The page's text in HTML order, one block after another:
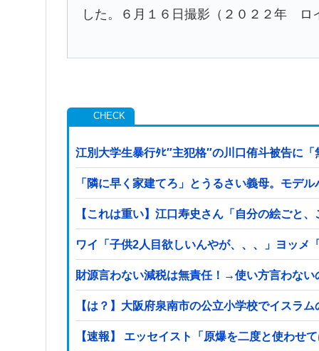
した。６月１６日撮影（２０２２年 ロ
江別大学生暴行ﾀﾋ″主犯格″の川口侑斗被告に
「隣に早く家建てろ」とうるさい義母。モデ
【これは重い】江口寿史さん「自分の絵ごと
ワイ「子供2人目欲しいんやが、、、」ヨッメ
財源言わない減税は無責任！→使い方言わない
【は？】大阪府泉南市の公立小学校でイスラ
【速報】 エッセイスト「原爆を二度と使わ